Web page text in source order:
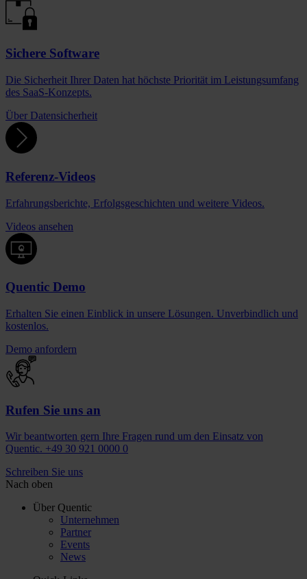
Sichere Software
Die Sicherheit Ihrer Daten hat höchste Priorität im Leistungsumfang
des SaaS-Konzepts.
Über Datensicherheit
Referenz-Videos
Erfahrungsberichte, Erfolgsgeschichten und weitere Videos.
Videos ansehen
Quentic Demo
Erhalten Sie einen Einblick in unsere Lösungen. Unverbindlich und
kostenlos.
Demo anfordern
Rufen Sie uns an
Wir beantworten gern Ihre Fragen rund um den Einsatz von
Quentic. +49 30 921 0000 0
Schreiben Sie uns
Nach oben
Über Quentic
Unternehmen
Partner
Events
News